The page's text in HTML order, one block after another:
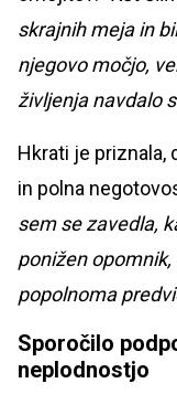
skrajnih meja in
njegovo močjo,
življenja navdalo
Hkrati je priznala,
in polna
sem se zavedla,
ponižen
popolnoma
Sporočilo
neplodnostjo